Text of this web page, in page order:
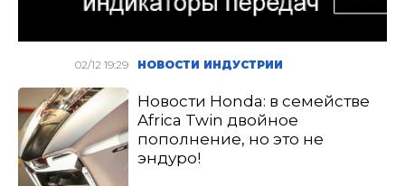
02/12 19:29 НОВОСТИ ИНДУСТРИИ
Новости Honda: в семействе
Africa Twin двойное
пополнение, но это не
эндуро!